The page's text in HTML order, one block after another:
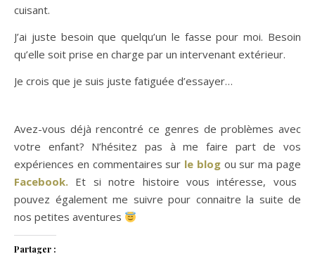
cuisant.
J’ai juste besoin que quelqu’un le fasse pour moi. Besoin
qu’elle soit prise en charge par un intervenant extérieur.
Je crois que je suis juste fatiguée d’essayer…
Avez-vous déjà rencontré ce genres de problèmes avec
votre enfant? N’hésitez pas à me faire part de vos
expériences en commentaires sur le blogou sur ma page
Facebook. Et si notre histoire vous intéresse, vous
pouvez également me suivre pour connaitre la suite de
nos petites aventures
Partager :